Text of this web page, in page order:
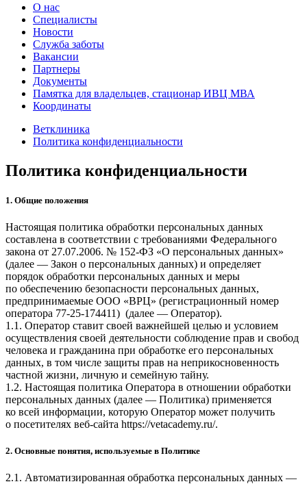
О нас
Специалисты
Новости
Служба заботы
Вакансии
Партнеры
Документы
Памятка для владельцев, стационар ИВЦ МВА
Координаты
Ветклиника
Политика конфиденциальности
Политика конфиденциальности
1. Общие положения
Настоящая политика обработки персональных данных
составлена в соответствии с требованиями Федерального
закона от 27.07.2006. № 152-ФЗ «О персональных данных»
(далее — Закон о персональных данных) и определяет
порядок обработки персональных данных и меры
по обеспечению безопасности персональных данных,
предпринимаемые ООО «ВРЦ» (регистрационный номер
оператора 77-25-174411) (далее — Оператор).
1.1. Оператор ставит своей важнейшей целью и условием
осуществления своей деятельности соблюдение прав и свобод
человека и гражданина при обработке его персональных
данных, в том числе защиты прав на неприкосновенность
частной жизни, личную и семейную тайну.
1.2. Настоящая политика Оператора в отношении обработки
персональных данных (далее — Политика) применяется
ко всей информации, которую Оператор может получить
о посетителях веб-сайта https://vetacademy.ru/.
2. Основные понятия, используемые в Политике
2.1. Автоматизированная обработка персональных данных —